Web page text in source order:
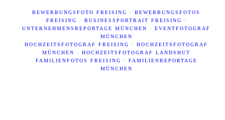
BEWERBUNGSFOTO FREISING ·BEWERBUNGSFOTOS
FREISING
· BUSINESSPORTRAIT FREISING
·
UNTERNEHMENSREPORTAGE MÜNCHEN
·EVENTFOTOGRAF
MÜNCHEN
HOCHZEITSFOTOGRAF FREISING
·HOCHZEITSFOTOGRAF
MÜNCHEN
·HOCHZEITSFOTOGRAF LANDSHUT
FAMILIENFOTOS FREISING
· FAMILIENREPORTAGE
MÜNCHEN